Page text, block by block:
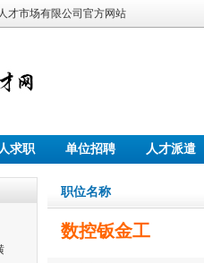
才市场有限公司官方网站
求职 单位招聘 人才派遣
职位名称
数控钣金工